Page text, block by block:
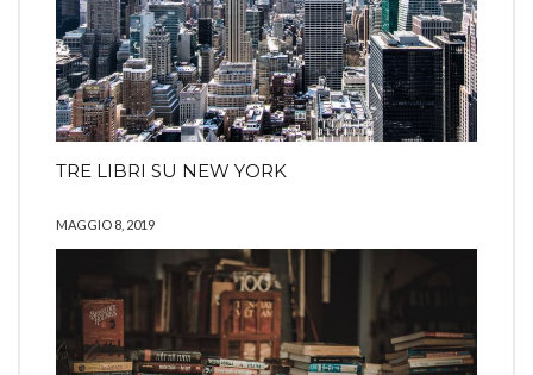
TRE LIBRI SU NEW YORK
MAGGIO 8, 2019